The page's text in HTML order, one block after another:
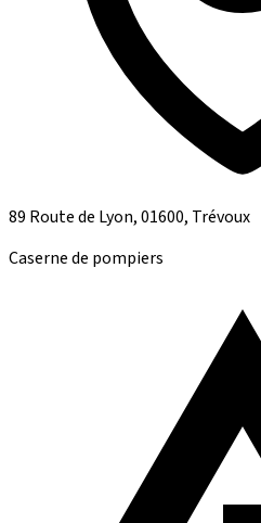
89 Route de Lyon, 01600, Trévoux
Caserne de pompiers